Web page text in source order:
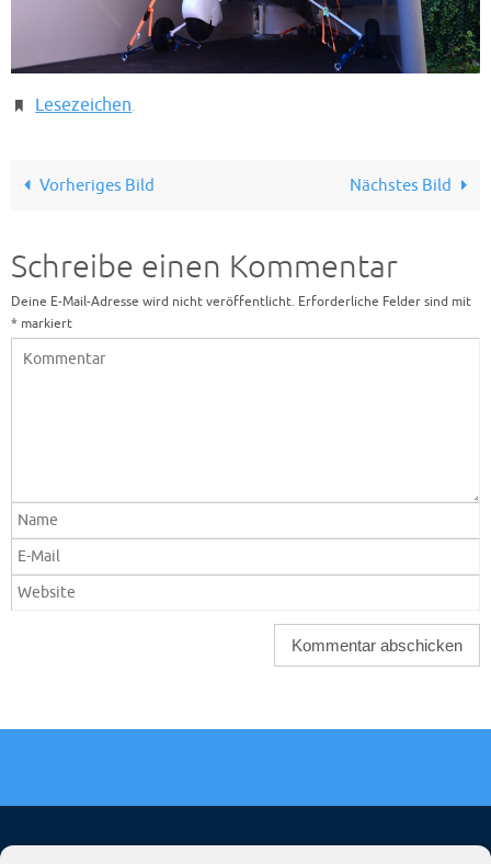
Lesezeichen.
Vorheriges Bild Nächstes Bild
Schreibe einen Kommentar
Deine E-Mail-Adresse wird nicht veröffentlicht. Erforderliche Felder sind mit
* markiert